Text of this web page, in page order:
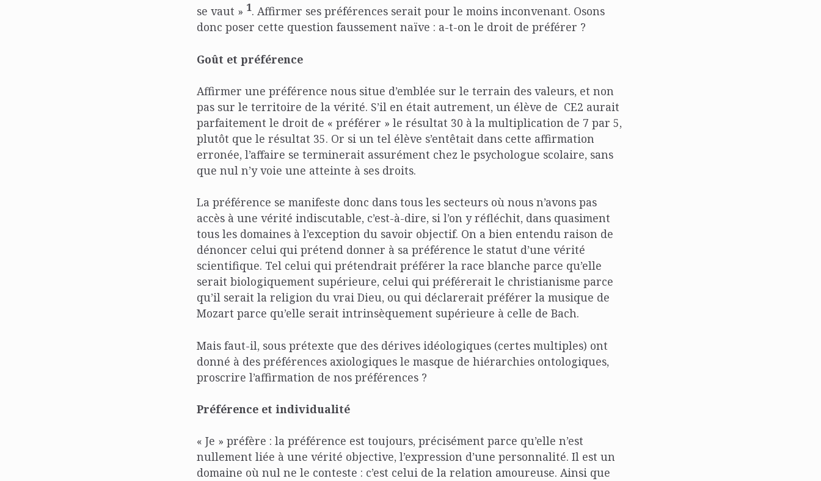
se vaut » 1. Affirmer ses préférences serait pour le moins inconvenant. Osons
donc poser cette question faussement naïve : a-t-on le droit de préférer ?
Goût et préférence
Affirmer une préférence nous situe d’emblée sur le terrain des valeurs, et non
pas sur le territoire de la vérité. S’il en était autrement, un élève de CE2 aurait
parfaitement le droit de « préférer » le résultat 30 à la multiplication de 7 par 5,
plutôt que le résultat 35. Or si un tel élève s’entêtait dans cette affirmation
erronée, l’affaire se terminerait assurément chez le psychologue scolaire, sans
que nul n’y voie une atteinte à ses droits.
La préférence se manifeste donc dans tous les secteurs où nous n’avons pas
accès à une vérité indiscutable, c’est-à-dire, si l’on y réfléchit, dans quasiment
tous les domaines à l’exception du savoir objectif. On a bien entendu raison de
dénoncer celui qui prétend donner à sa préférence le statut d’une vérité
scientifique. Tel celui qui prétendrait préférer la race blanche parce qu’elle
serait biologiquement supérieure, celui qui préférerait le christianisme parce
qu’il serait la religion du vrai Dieu, ou qui déclarerait préférer la musique de
Mozart parce qu’elle serait intrinsèquement supérieure à celle de Bach.
Mais faut-il, sous prétexte que des dérives idéologiques (certes multiples) ont
donné à des préférences axiologiques le masque de hiérarchies ontologiques,
proscrire l’affirmation de nos préférences ?
Préférence et individualité
« Je » préfère : la préférence est toujours, précisément parce qu’elle n’est
nullement liée à une vérité objective, l’expression d’une personnalité. Il est un
domaine où nul ne le conteste : c’est celui de la relation amoureuse. Ainsi que